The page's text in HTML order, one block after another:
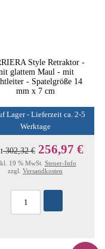
Style Retraktor -
glattem Maul - mit
- Spatelgröße 14
mm x 7 cm
Lager - Lieferzeit ca. 2-5
Werktage
302,32 € 256,97 €
19 % MwSt. Steuer-Info
zzgl. Versandkosten